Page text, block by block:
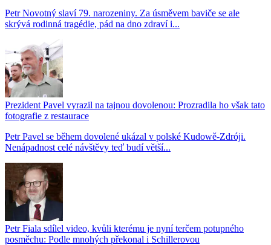
Petr Novotný slaví 79. narozeniny. Za úsměvem baviče se ale
skrývá rodinná tragédie, pád na dno zdraví i...
Prezident Pavel vyrazil na tajnou dovolenou: Prozradila ho však tato
fotografie z restaurace
Petr Pavel se během dovolené ukázal v polské Kudowě-Zdróji.
Nenápadnost celé návštěvy teď budí větší...
Petr Fiala sdílel video, kvůli kterému je nyní terčem potupného
posměchu: Podle mnohých překonal i Schillerovou